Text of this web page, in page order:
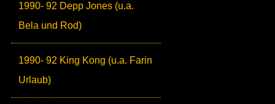
1990- 92 Depp Jones (u.a.
Bela und Rod)
1990- 92 King Kong (u.a. Farin
Urlaub)